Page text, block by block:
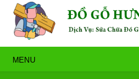
MENU